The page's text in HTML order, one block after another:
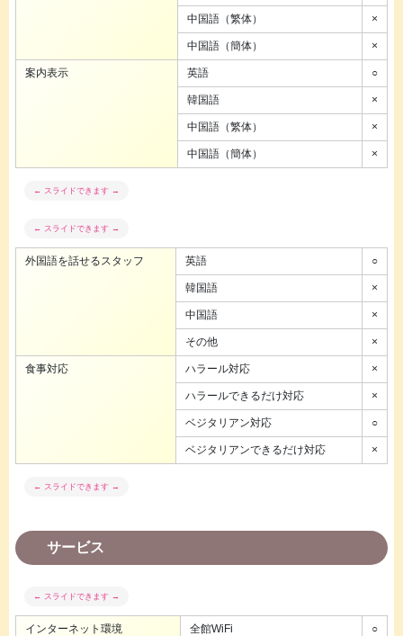
中国語（繁体） ×
中国語（簡体） ×
案内表示 英語 ○
韓国語 ×
中国語（繁体） ×
中国語（簡体） ×
外国語を話せるスタッフ 英語 ○
韓国語 ×
中国語 ×
その他 ×
食事対応 ハラール対応 ×
ハラールできるだけ対応 ×
ベジタリアン対応 ○
ベジタリアンできるだけ対応 ×
サービス
インターネット環境 全館WiFi ○